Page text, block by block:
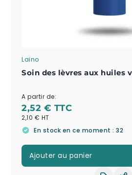
Laino
Soin des lèvres aux huiles
A partir de:
2,52 €
2,10 €
En stock en ce moment : 32
Ajouter au panier